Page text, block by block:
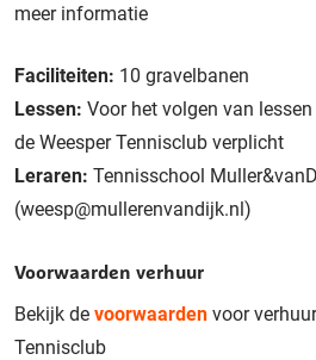
meer informatie
Faciliteiten: 10 gravelbanen
Lessen: Voor het volgen van
de Weesper Tennisclub verplicht
Leraren: Tennisschool
(weesp@mullerenvandijk.nl)
Voorwaarden verhuur
Bekijk de voorwaarden voor
Tennisclub